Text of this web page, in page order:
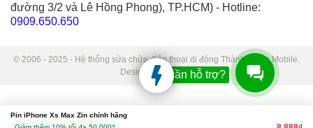
đường 3/2 và Lê Hồng Phong), TP.HCM) - Hotline:
0909.650.650
© 2006 - 2025 - Hệ thống sửa chữa điện thoại di động Thành Trung Mobile.
Designed by Sudo.
Pin iPhone Xs Max Zin chính hãng
Bạn cần hỗ trợ?